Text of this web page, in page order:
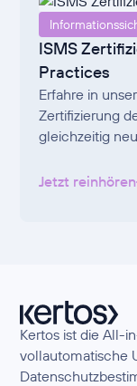
ISMS
Practices
Erfahre in
Zertifizierung
gleichzeitig
Jetzt reinhören
Kertos ist die All-
vollautomatische